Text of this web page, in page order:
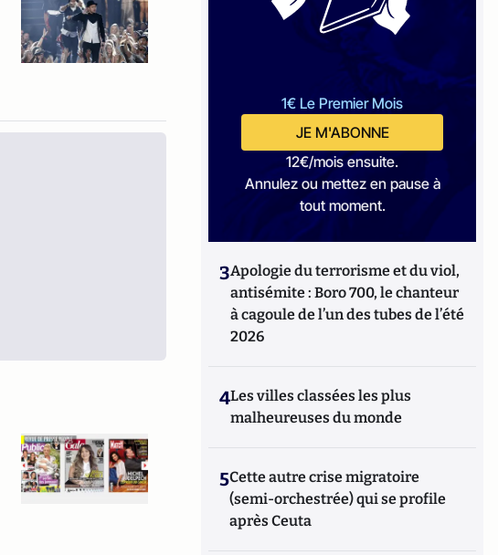
1€ Le Premier Mois
JE M'ABONNE
12€/mois ensuite.
Annulez ou mettez en pause à
tout moment.
3Apologie du terrorisme et du viol,
antisémite : Boro 700, le chanteur
à cagoule de l’un des tubes de l’été
2026
4Les villes classées les plus
malheureuses du monde
5Cette autre crise migratoire
(semi-orchestrée) qui se profile
après Ceuta